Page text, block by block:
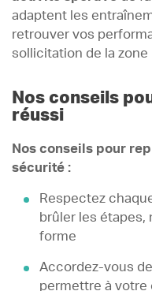
adaptent les
retrouver vos
sollicitation de la
Nos conseils
réussi
Nos conseils pour
sécurité :
Respectez
brûler les étapes,
forme
Accordez-vous
permettre à votre